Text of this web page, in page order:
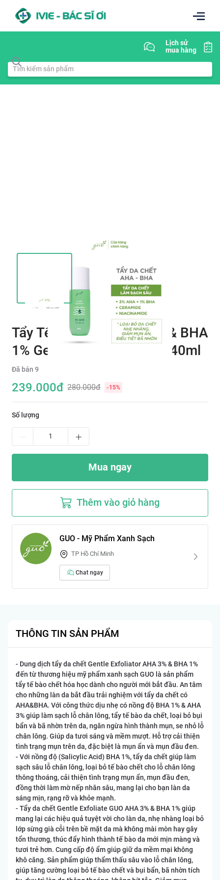
Lịch sử
mua hàng
Tẩy Tế Bào Chết AHA 3% & BHA
1% Gentle Exfoliator GUO 40ml
Đã bán 9
239.000đ 280.000đ -15%
Số lượng
Mua ngay
Thêm vào giỏ hàng
GUO - Mỹ Phẩm Xanh Sạch
TP Hồ Chí Minh
Chat ngay
THÔNG TIN SẢN PHẨM
- Dung dịch tẩy da chết Gentle Exfoliator AHA 3% & BHA 1%
đến từ thương hiệu mỹ phẩm xanh sạch GUO là sản phẩm
tẩy tế bào chết hóa học dành cho người mới bắt đầu. An tâm
cho những làn da bắt đầu trải nghiệm với tẩy da chết có
AHA&BHA. Với công thức dịu nhẹ có nồng độ BHA 1% & AHA
3% giúp làm sạch lỗ chân lông, tẩy tế bào da chết, loại bỏ bụi
bẩn và bã nhờn trên da, ngăn ngừa hình thành mụn, se nhỏ lỗ
chân lông. Giúp da tươi sáng và mềm mượt. Hỗ trợ cải thiện
tình trạng mụn trên da, đặc biệt là mụn ẩn và mụn đầu đen.
- Với nồng độ (Salicylic Acid) BHA 1%, tẩy da chết giúp làm
sạch sâu lỗ chân lông, loại bỏ tế bào chết cho lỗ chân lông
thông thoáng, cải thiện tình trạng mụn ẩn, mụn đầu đen,
đồng thời làm mờ nếp nhăn sâu, mang lại cho bạn làn da
sáng mịn, rạng rỡ và khỏe mạnh.
- Tẩy da chết Gentle Exfoliate GUO AHA 3% & BHA 1% giúp
mang lại các hiệu quả tuyệt vời cho làn da, nhẹ nhàng loại bỏ
lớp sừng già cỗi trên bề mặt da mà không mài mòn hay gây
tổn thương, thúc đẩy hình thành tế bào da mới mịn màng và
tươi trẻ hơn. Cung cấp độ ẩm giúp giữ da mềm mại không
khô căng. Sản phẩm giúp thẩm thấu sâu vào lỗ chân lông,
giúp tăng cường loại bỏ tế bào chết và bụi bẩn, bã nhờn tích